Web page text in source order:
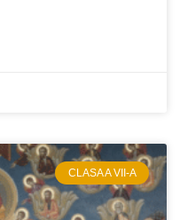
CLASA A VII-A